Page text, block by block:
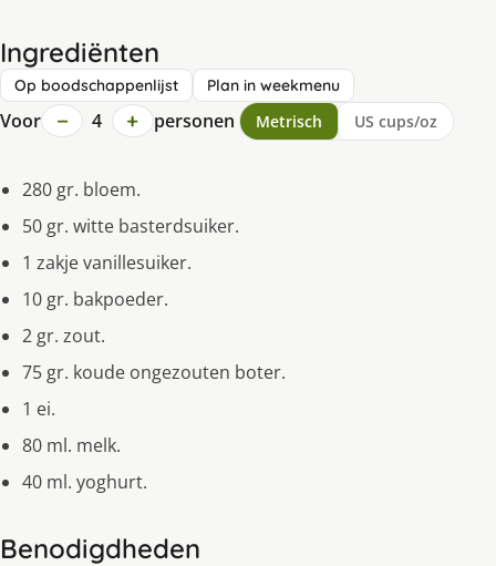
Ingrediënten
Op boodschappenlijst Plan in weekmenu
Voor − 4 + personen Metrisch US cups/oz
280 gr. bloem.
50 gr. witte basterdsuiker.
1 zakje vanillesuiker.
10 gr. bakpoeder.
2 gr. zout.
75 gr. koude ongezouten boter.
1 ei.
80 ml. melk.
40 ml. yoghurt.
Benodigdheden